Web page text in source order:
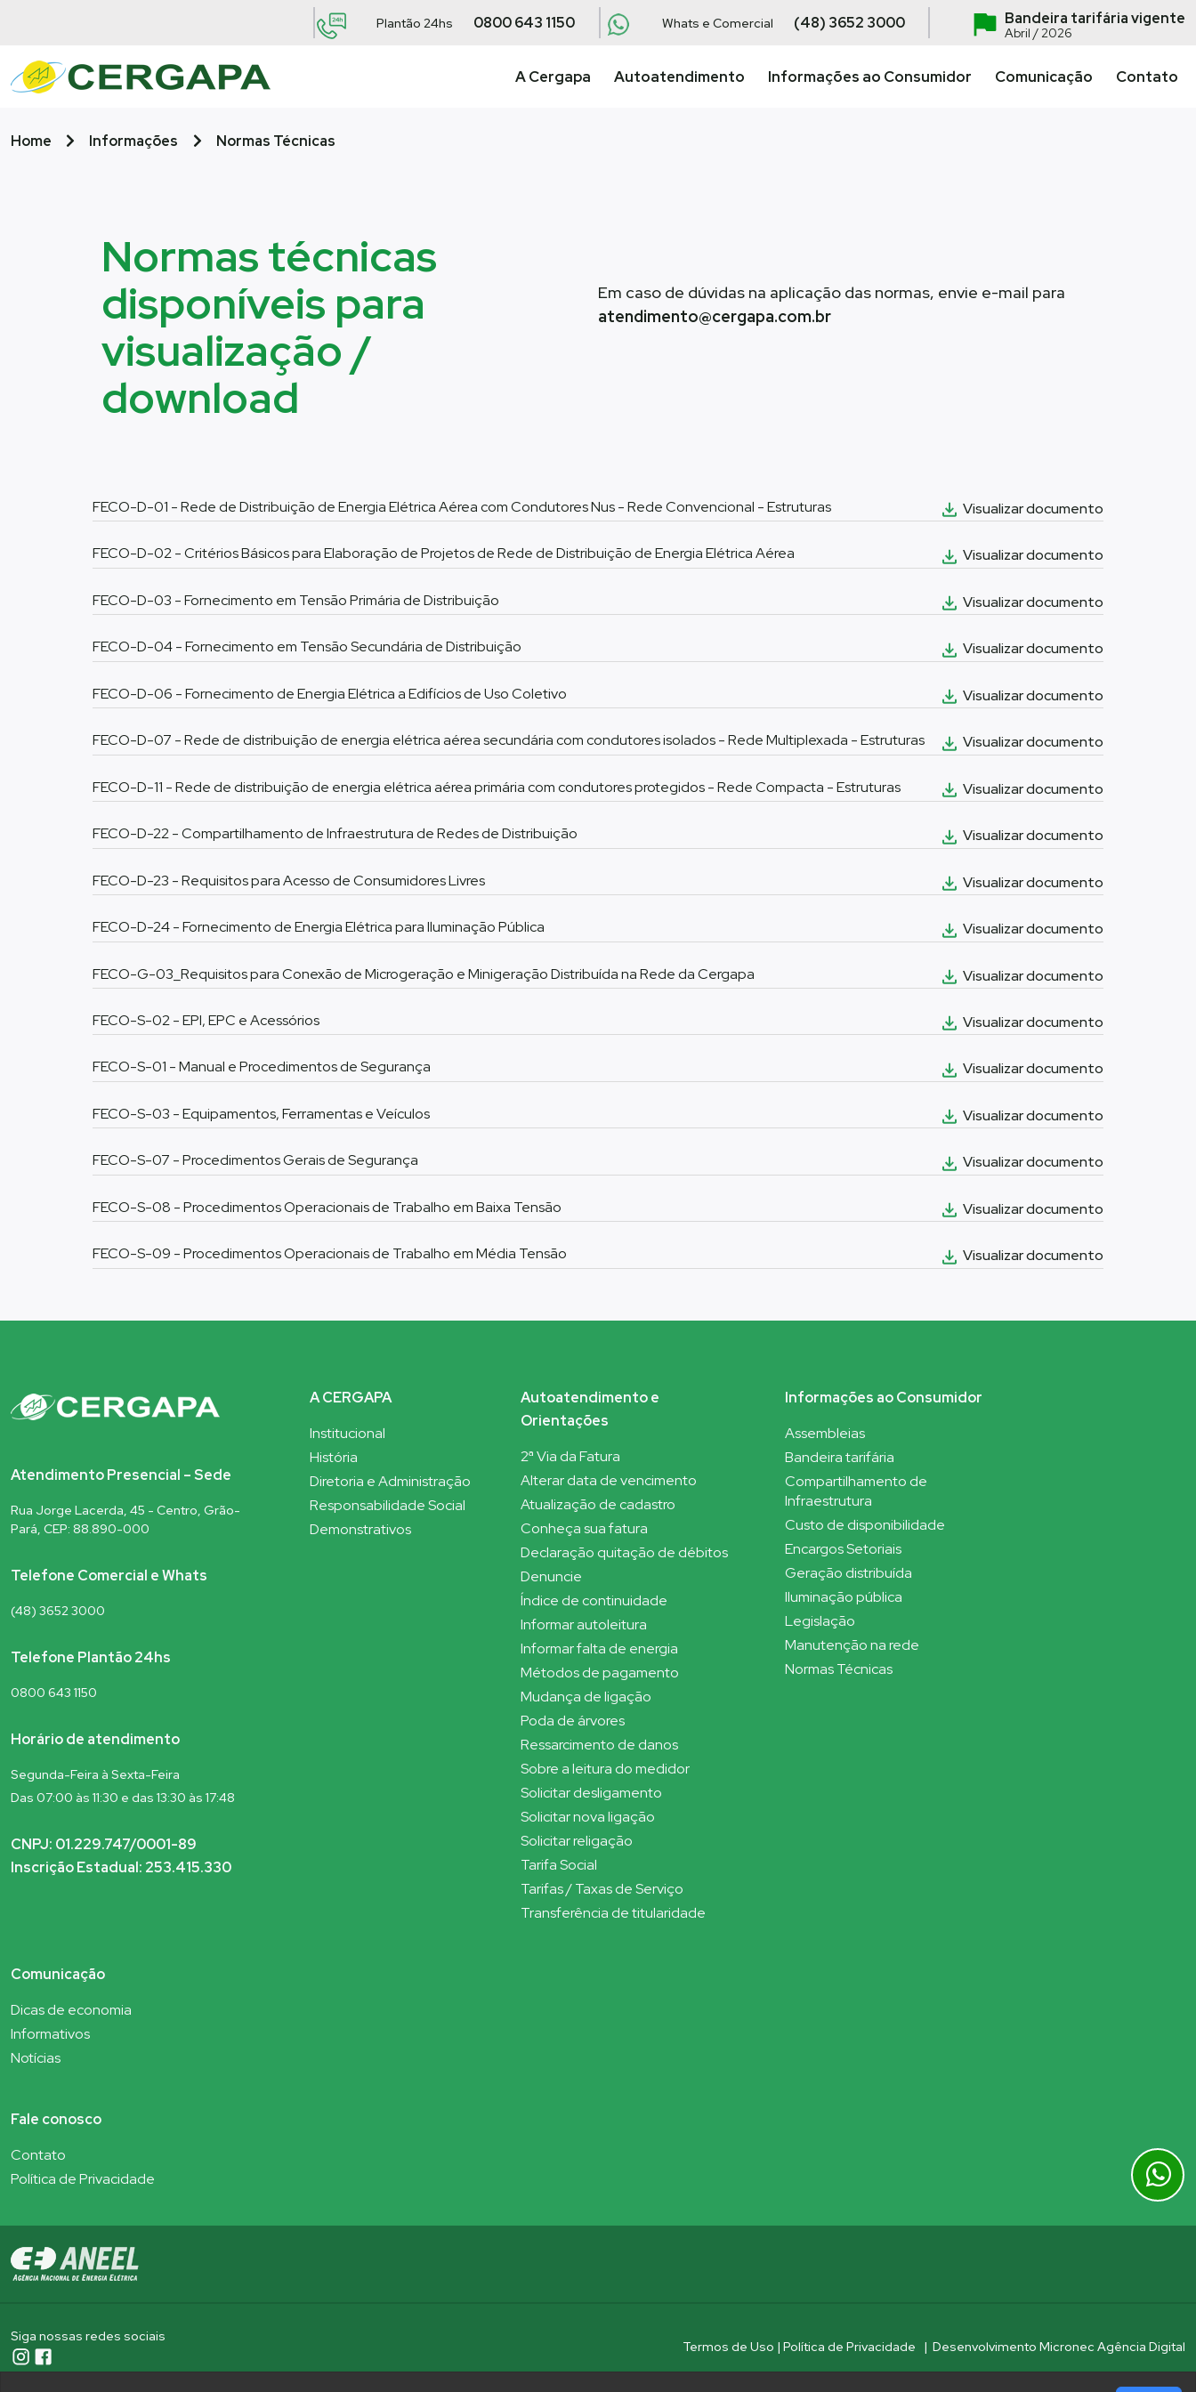
Plantão 24hs 0800 643 1150 Whats e Comercial (48) 3652 3000 Bandeira tarifária vigente
Abril / 2026
A Cergapa Autoatendimento Informações ao Consumidor Comunicação Contato
Home Informações Normas Técnicas
Normas técnicas
disponíveis para
visualização /
download
Em caso de dúvidas na aplicação das normas, envie e-mail para
atendimento@cergapa.com.br
FECO-D-01 - Rede de Distribuição de Energia Elétrica Aérea com Condutores Nus - Rede Convencional - Estruturas Visualizar documento
FECO-D-02 - Critérios Básicos para Elaboração de Projetos de Rede de Distribuição de Energia Elétrica Aérea Visualizar documento
FECO-D-03 - Fornecimento em Tensão Primária de Distribuição Visualizar documento
FECO-D-04 - Fornecimento em Tensão Secundária de Distribuição Visualizar documento
FECO-D-06 - Fornecimento de Energia Elétrica a Edifícios de Uso Coletivo Visualizar documento
FECO-D-07 - Rede de distribuição de energia elétrica aérea secundária com condutores isolados - Rede Multiplexada - Estruturas Visualizar documento
FECO-D-11 - Rede de distribuição de energia elétrica aérea primária com condutores protegidos - Rede Compacta - Estruturas Visualizar documento
FECO-D-22 - Compartilhamento de Infraestrutura de Redes de Distribuição Visualizar documento
FECO-D-23 - Requisitos para Acesso de Consumidores Livres Visualizar documento
FECO-D-24 - Fornecimento de Energia Elétrica para Iluminação Pública Visualizar documento
FECO-G-03_Requisitos para Conexão de Microgeração e Minigeração Distribuída na Rede da Cergapa Visualizar documento
FECO-S-02 - EPI, EPC e Acessórios Visualizar documento
FECO-S-01 - Manual e Procedimentos de Segurança Visualizar documento
FECO-S-03 - Equipamentos, Ferramentas e Veículos Visualizar documento
FECO-S-07 - Procedimentos Gerais de Segurança Visualizar documento
FECO-S-08 - Procedimentos Operacionais de Trabalho em Baixa Tensão Visualizar documento
FECO-S-09 - Procedimentos Operacionais de Trabalho em Média Tensão Visualizar documento
Atendimento Presencial – Sede
Rua Jorge Lacerda, 45 - Centro, Grão-
Pará, CEP: 88.890-000
Telefone Comercial e Whats
(48) 3652 3000
Telefone Plantão 24hs
0800 643 1150
Horário de atendimento
Segunda-Feira à Sexta-Feira
Das 07:00 às 11:30 e das 13:30 às 17:48
CNPJ: 01.229.747/0001-89
Inscrição Estadual: 253.415.330
A CERGAPA
Institucional
História
Diretoria e Administração
Responsabilidade Social
Demonstrativos
Autoatendimento e
Orientações
2ª Via da Fatura
Alterar data de vencimento
Atualização de cadastro
Conheça sua fatura
Declaração quitação de débitos
Denuncie
Índice de continuidade
Informar autoleitura
Informar falta de energia
Métodos de pagamento
Mudança de ligação
Poda de árvores
Ressarcimento de danos
Sobre a leitura do medidor
Solicitar desligamento
Solicitar nova ligação
Solicitar religação
Tarifa Social
Tarifas / Taxas de Serviço
Transferência de titularidade
Informações ao Consumidor
Assembleias
Bandeira tarifária
Compartilhamento de
Infraestrutura
Custo de disponibilidade
Encargos Setoriais
Geração distribuída
Iluminação pública
Legislação
Manutenção na rede
Normas Técnicas
Comunicação
Dicas de economia
Informativos
Notícias
Fale conosco
Contato
Política de Privacidade
Siga nossas redes sociais
Termos de Uso | Política de Privacidade | Desenvolvimento Micronec Agência Digital